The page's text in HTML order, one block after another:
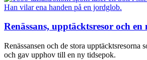
Renässans, upptäcktsresor och
Renässansen och de stora upptäcktsresorna
och gav upphov till en ny tidsepok.